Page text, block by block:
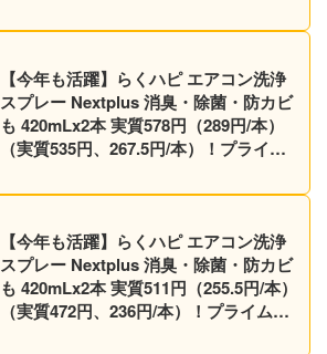
【今年も活躍】らくハピ エアコン洗浄
スプレー Nextplus 消臭・除菌・防カビ
も 420mLx2本 実質578円（289円/本）
（実質535円、267.5円/本）！プライム
【今年も活躍】らくハピ エアコン洗浄
スプレー Nextplus 消臭・除菌・防カビ
も 420mLx2本 実質511円（255.5円/本）
（実質472円、236円/本）！プライム会